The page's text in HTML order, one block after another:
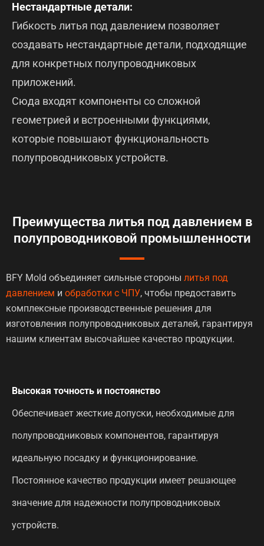
Нестандартные детали:
Гибкость литья под давлением позволяет
создавать нестандартные детали, подходящие
для конкретных полупроводниковых
приложений.
Сюда входят компоненты со сложной
геометрией и встроенными функциями,
которые повышают функциональность
полупроводниковых устройств.
Преимущества литья под давлением в
полупроводниковой промышленности
BFY Mold объединяет сильные стороны литья под
давлением и обработки с ЧПУ, чтобы предоставить
комплексные производственные решения для
изготовления полупроводниковых деталей, гарантируя
нашим клиентам высочайшее качество продукции.
Высокая точность и постоянство
Обеспечивает жесткие допуски, необходимые для
полупроводниковых компонентов, гарантируя
идеальную посадку и функционирование.
Постоянное качество продукции имеет решающее
значение для надежности полупроводниковых
устройств.